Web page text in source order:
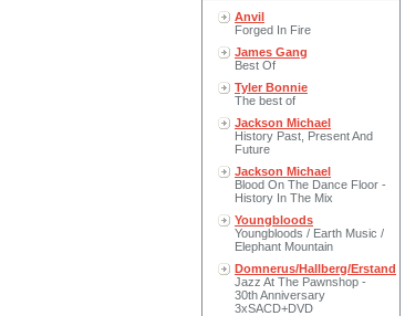
Anvil
Forged In Fire
James Gang
Best Of
Tyler Bonnie
The best of
Jackson Michael
History Past, Present And
Future
Jackson Michael
Blood On The Dance Floor -
History In The Mix
Youngbloods
Youngbloods / Earth Music /
Elephant Mountain
Domnerus/Hallberg/Erstand
Jazz At The Pawnshop -
30th Anniversary
3xSACD+DVD